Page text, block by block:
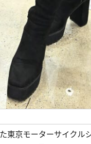
東京モーターサイク